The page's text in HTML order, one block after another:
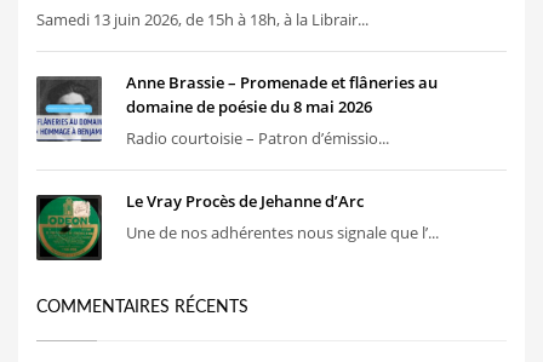
Samedi 13 juin 2026, de 15h à 18h, à la Librair...
Anne Brassie – Promenade et flâneries au
domaine de poésie du 8 mai 2026
Radio courtoisie – Patron d’émissio...
Le Vray Procès de Jehanne d’Arc
Une de nos adhérentes nous signale que l’...
COMMENTAIRES RÉCENTS